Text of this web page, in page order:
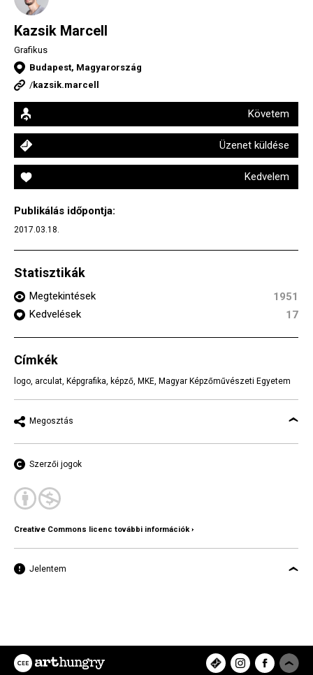
Kazsik Marcell
Grafikus
Budapest, Magyarország
/kazsik.marcell
Követem
Üzenet küldése
Kedvelem
Publikálás időpontja:
2017.03.18.
Statisztikák
Megtekintések
1951
Kedvelések
17
Címkék
logo, arculat, Képgrafika, képző, MKE, Magyar Képzőművészeti Egyetem
Megosztás
Szerzői jogok
Creative Commons licenc további információk ›
Jelentem